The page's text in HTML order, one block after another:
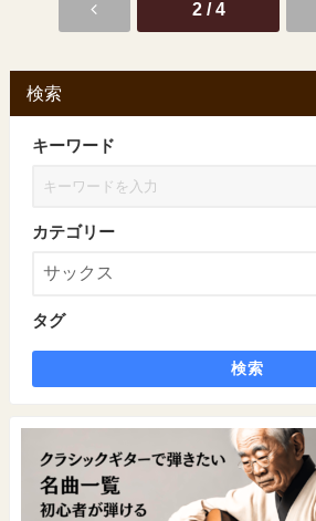
2 / 4
検索
キーワード
カテゴリー
タグ
検索